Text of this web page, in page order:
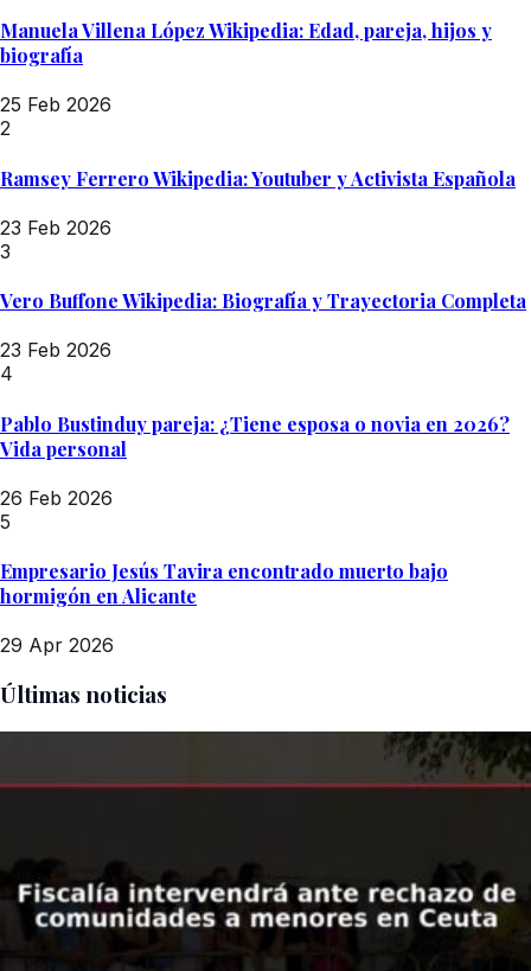
Manuela Villena López Wikipedia: Edad, pareja, hijos y
biografía
25 Feb 2026
2
Ramsey Ferrero Wikipedia: Youtuber y Activista Española
23 Feb 2026
3
Vero Buffone Wikipedia: Biografía y Trayectoria Completa
23 Feb 2026
4
Pablo Bustinduy pareja: ¿Tiene esposa o novia en 2026?
Vida personal
26 Feb 2026
5
Empresario Jesús Tavira encontrado muerto bajo
hormigón en Alicante
29 Apr 2026
Últimas noticias